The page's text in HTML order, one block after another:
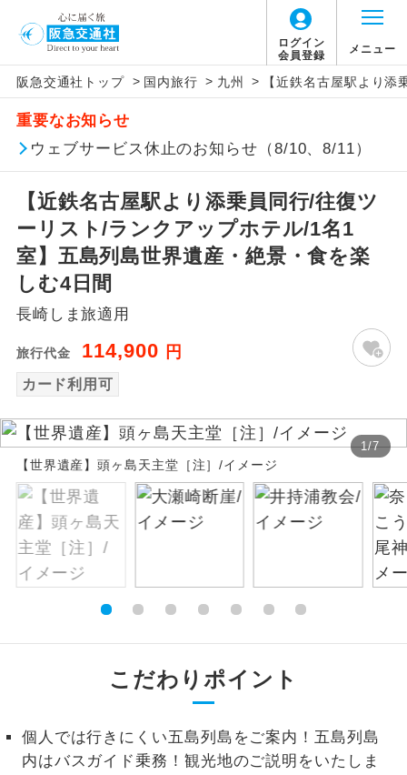
ログイン
会員登録
メニュー
阪急交通社トップ > 国内旅行 > 九州 > 【近鉄名古屋駅より
重要なお知らせ
ウェブサービス休止のお知らせ（8/10、8/11）
【近鉄名古屋駅より添乗員同行/往復ツ
ーリスト/ランクアップホテル/1名1
室】五島列島世界遺産・絶景・食を楽
しむ4日間
長崎しま旅適用
旅行代金 114,900 円
カード利用可
1/7
【世界遺産】頭ヶ島天主堂［注］/イメージ
こだわりポイント
個人では行きにくい五島列島をご案内！五島列島
内はバスガイド乗務！観光地のご説明をいたしま
アイコン 説明
添乗員同行
往路出発空港（駅）から復路到着空港
（駅）まで同行します。
現地添乗員同
行
現地到着空港（駅）から最終日出発空港
（駅）まで添乗員が同行します。
バスガイド乗
務
バスガイドが乗務し、車内での観光案内
世界遺産
絶景 絶景スポットに立ち寄るコースです。
温泉 温泉地にも宿泊するコースです。
露天風呂
ご宿泊ホテルに大浴場が付いています。
全てのお食事が付いていますので、お食
事の心配はいりません。（機内食を除
く）
お部屋食
だけます。